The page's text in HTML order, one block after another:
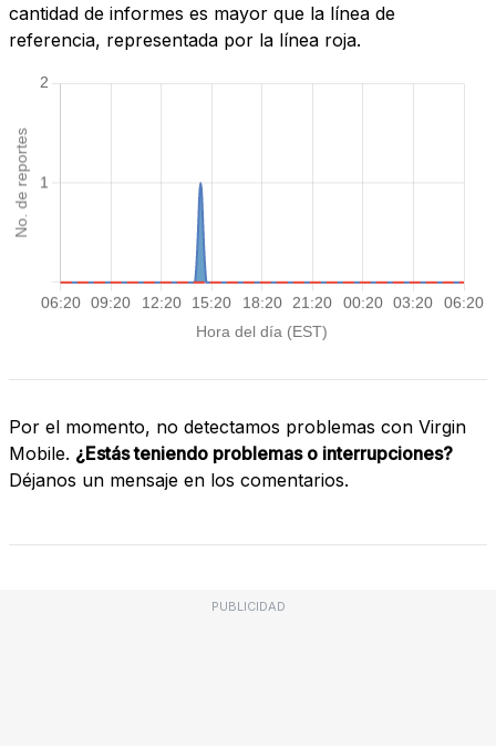
cantidad de informes es mayor que la línea de
referencia, representada por la línea roja.
Por el momento, no detectamos problemas con Virgin
Mobile. ¿Estás teniendo problemas o interrupciones?
Déjanos un mensaje en los comentarios.
PUBLICIDAD